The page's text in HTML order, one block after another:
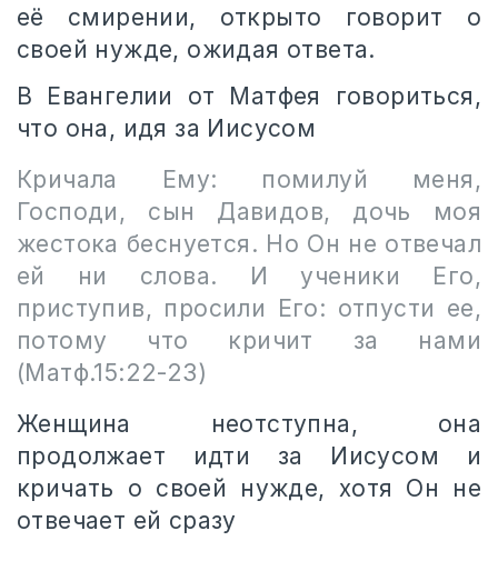
её смирении, открыто говорит о
своей нужде, ожидая ответа.
В Евангелии от Матфея говориться,
что она, идя за Иисусом
Кричала Ему: помилуй меня,
Господи, сын Давидов, дочь моя
жестока беснуется. Но Он не отвечал
ей ни слова. И ученики Его,
приступив, просили Его: отпусти ее,
потому что кричит за нами
(Матф.15:22-23)
Женщина неотступна, она
продолжает идти за Иисусом и
кричать о своей нужде, хотя Он не
отвечает ей сразу